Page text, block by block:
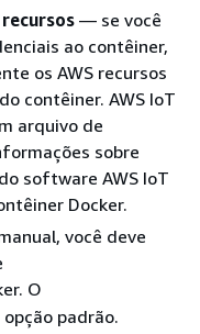
— se você
ao contêiner,
os AWS recursos
contêiner. AWS IoT
arquivo de
sobre
software AWS IoT
Docker.
você deve
O
padrão.